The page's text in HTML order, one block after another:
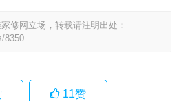
修网立场，转载请注明出处：
8350
11赞